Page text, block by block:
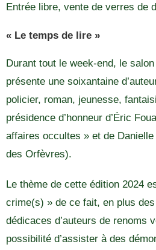
Entrée libre, vente de verres de
« Le temps de lire »
Durant tout le week-end, le
présente une soixantaine
policier, roman, jeunesse,
présidence d’honneur d’Éric
affaires occultes » et de
des Orfèvres).
Le thème de cette édition 2024
crime(s) » de ce fait, en plus
dédicaces d’auteurs de renoms
possibilité d’assister à des